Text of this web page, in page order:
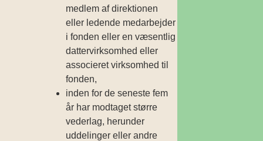
medlem af direktionen
eller ledende medarbejder
i fonden eller en væsentlig
datter­virksomhed eller
associeret virksomhed til
fonden,
inden for de seneste fem
år har modtaget større
vederlag, herunder
uddelinger eller andre